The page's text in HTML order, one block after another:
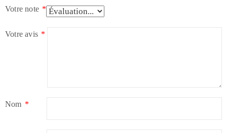
Votre note *
Votre avis *
Nom *